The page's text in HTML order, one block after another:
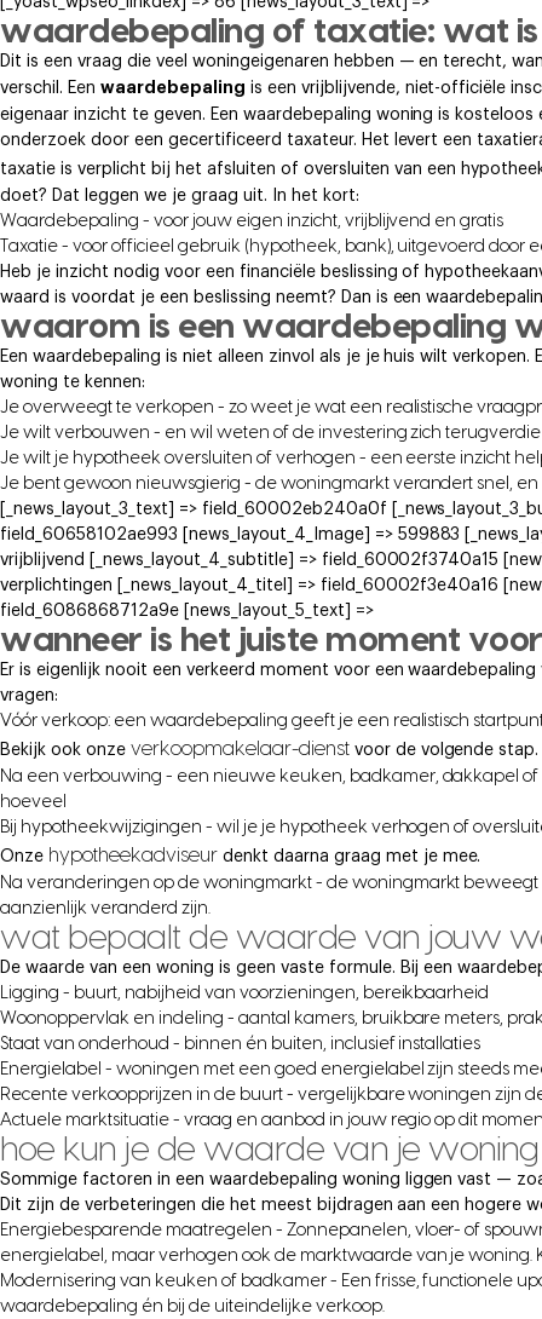
waardebepaling of taxatie: wat is
Dit is een vraag die veel woningeigenaren hebben — en terecht,
verschil. Een waardebepaling is een vrijblijvende, niet-officiële
eigenaar inzicht te geven. Een waardebepaling woning is
onderzoek door een gecertificeerd taxateur. Het levert een
taxatie is verplicht bij het afsluiten of oversluiten van een
doet? Dat leggen we je graag uit. In het kort:
Waardebepaling - voor jouw eigen inzicht, vrijblijvend en gratis
Taxatie - voor officieel gebruik (hypotheek, bank), uitgevoerd
Heb je inzicht nodig voor een financiële beslissing of
waard is voordat je een beslissing neemt? Dan is een
waarom is een waardebepaling
Een waardebepaling is niet alleen zinvol als je je huis wilt
woning te kennen:
Je overweegt te verkopen - zo weet je wat een realistische
Je wilt verbouwen - en wil weten of de investering zich
Je wilt je hypotheek oversluiten of verhogen - een eerste inzicht
Je bent gewoon nieuwsgierig - de woningmarkt verandert snel,
[_news_layout_3_text] => field_60002eb240a0f
field_60658102ae993 [news_layout_4_Image] => 599883
vrijblijvend [_news_layout_4_subtitle] => field_60002f3740a15
verplichtingen [_news_layout_4_titel] => field_60002f3e40a16
field_6086868712a9e [news_layout_5_text] =>
wanneer is het juiste moment
Er is eigenlijk nooit een verkeerd moment voor een
vragen:
Vóór verkoop: een waardebepaling geeft je een realistisch
Bekijk ook onze verkoopmakelaar-dienstvoor de volgende stap.
Na een verbouwing - een nieuwe keuken, badkamer, dakkapel
hoeveel
Bij hypotheekwijzigingen - wil je je hypotheek verhogen of
Onze hypotheekadviseurdenkt daarna graag met je mee.
Na veranderingen op de woningmarkt - de woningmarkt
aanzienlijk veranderd zijn.
wat bepaalt de waarde van jouw
De waarde van een woning is geen vaste formule. Bij een
Ligging - buurt, nabijheid van voorzieningen, bereikbaarheid
Woonoppervlak en indeling - aantal kamers, bruikbare meters,
Staat van onderhoud - binnen én buiten, inclusief installaties
Energielabel - woningen met een goed energielabel zijn steeds
Recente verkoopprijzen in de buurt - vergelijkbare woningen zijn
Actuele marktsituatie - vraag en aanbod in jouw regio op dit
hoe kun je de waarde van je
Sommige factoren in een waardebepaling woning liggen vast —
Dit zijn de verbeteringen die het meest bijdragen aan een hogere
Energiebesparende maatregelen - Zonnepanelen, vloer- of
energielabel, maar verhogen ook de marktwaarde van je woning.
Modernisering van keuken of badkamer - Een frisse, functionele
waardebepaling én bij de uiteindelijke verkoop.